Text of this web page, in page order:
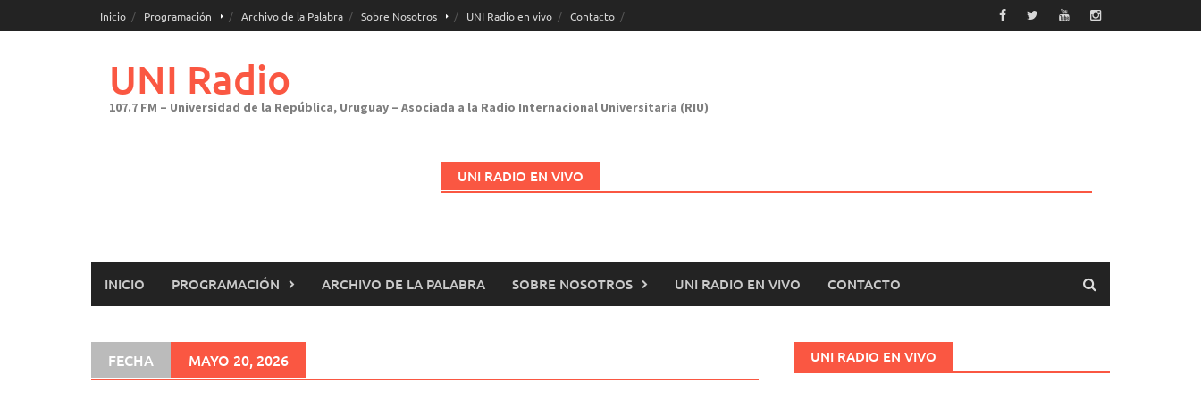
al
Inicio Programación Archivo de la Palabra Sobre Nosotros UNI Radio en vivo Contacto
UNI Radio
107.7 FM – Universidad de la República, Uruguay – Asociada a la Radio Internacional Universitaria (RIU)
UNI RADIO EN VIVO
INICIO PROGRAMACIÓN ARCHIVO DE LA PALABRA SOBRE NOSOTROS UNI RADIO EN VIVO CONTACTO
FECHA MAYO 20, 2026 UNI RADIO EN VIVO